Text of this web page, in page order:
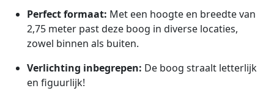
Perfect formaat: Met een hoogte en breedte van
2,75 meter past deze boog in diverse locaties,
zowel binnen als buiten.
Verlichting inbegrepen: De boog straalt letterlijk
en figuurlijk!